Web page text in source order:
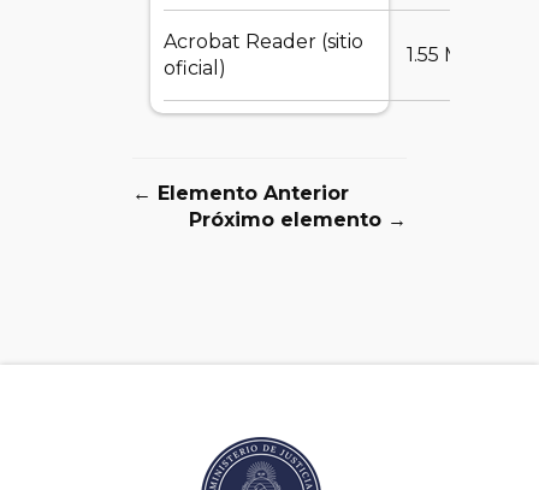
Acrobat Reader (sitio
oficial)
1.55 MB
← Elemento Anterior
Próximo elemento →